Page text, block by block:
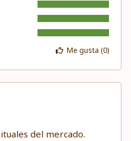
Me gusta (0)
del mercado.